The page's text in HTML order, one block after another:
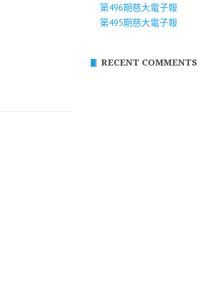
第496期慈大電子報
第495期慈大電子報
RECENT COMMENTS